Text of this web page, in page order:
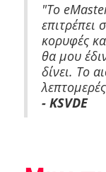
"Το
επιτρέπει
κορυφές
θα μου
δίνει. Το
- KSVDE